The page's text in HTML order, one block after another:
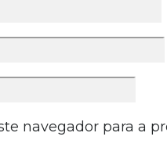
navegador para a